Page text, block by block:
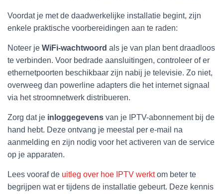
Voordat je met de daadwerkelijke installatie begint, zijn
enkele praktische voorbereidingen aan te raden:
Noteer je WiFi-wachtwoord als je van plan bent draadloos
te verbinden. Voor bedrade aansluitingen, controleer of er
ethernetpoorten beschikbaar zijn nabij je televisie. Zo niet,
overweeg dan powerline adapters die het internet signaal
via het stroomnetwerk distribueren.
Zorg dat je inloggegevens van je IPTV-abonnement bij de
hand hebt. Deze ontvang je meestal per e-mail na
aanmelding en zijn nodig voor het activeren van de service
op je apparaten.
Lees vooraf de uitleg over hoe IPTV werktom beter te
begrijpen wat er tijdens de installatie gebeurt. Deze kennis